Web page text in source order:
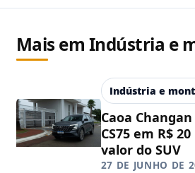
Mais em Indústria e
Indústria e
Caoa
CS75 em R$
valor do SUV
27 DE JUNHO DE